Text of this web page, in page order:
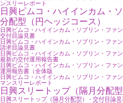
ンスリーレポート
日興ピムコ・ハイインカム・
分配型（円ヘッジコース）
日興ピムコ・ハイインカム・ソブリン・ファ
交付目論見書
日興ピムコ・ハイインカム・ソブリン・ファ
請求目論見書
日興ピムコ・ハイインカム・ソブリン・ファ
最新の交付運用報告書
日興ピムコ・ハイインカム・ソブリン・ファ
運用報告書（全体版
日興ピムコ・ハイインカム・ソブリン・ファ
マンスリーレポート
日興スリートップ（隔月分配型
日興スリートップ（隔月分配型） - 交付目論